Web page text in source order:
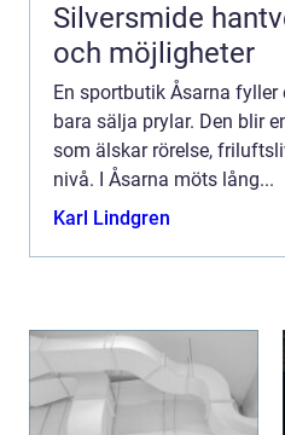
Silversmide hantverk, material
och möjligheter
En sportbutik Åsarna
bara sälja prylar. Den blir
som älskar rörelse,
nivå. I Åsarna möts lång...
Karl Lindgren